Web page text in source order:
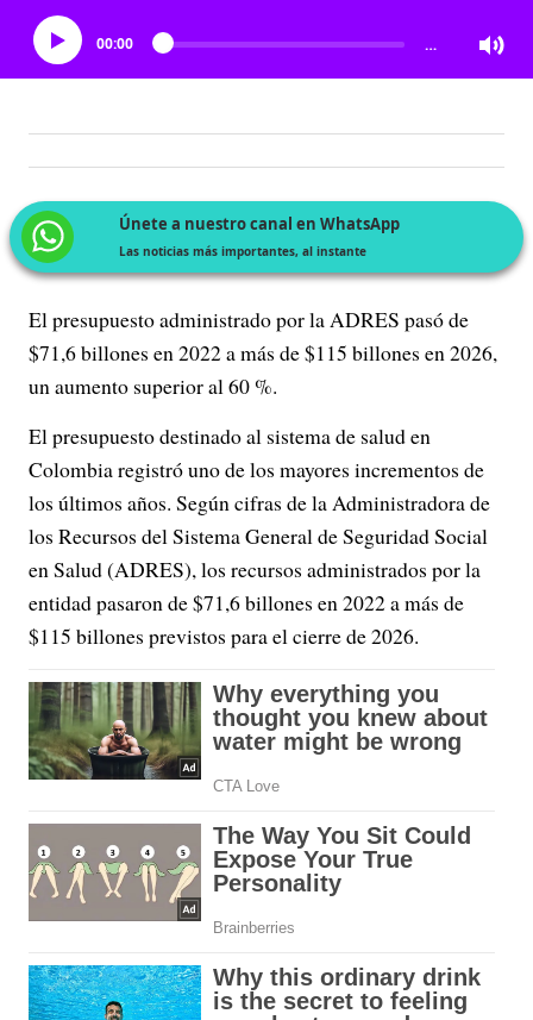
00:00 …
Únete a nuestro canal en WhatsApp
Las noticias más importantes, al instante
El presupuesto administrado por la ADRES pasó de
$71,6 billones en 2022 a más de $115 billones en 2026,
un aumento superior al 60 %.
El presupuesto destinado al sistema de salud en
Colombia registró uno de los mayores incrementos de
los últimos años. Según cifras de la Administradora de
los Recursos del Sistema General de Seguridad Social
en Salud (ADRES), los recursos administrados por la
entidad pasaron de $71,6 billones en 2022 a más de
$115 billones previstos para el cierre de 2026.